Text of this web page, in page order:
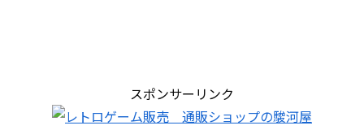
スポンサーリンク